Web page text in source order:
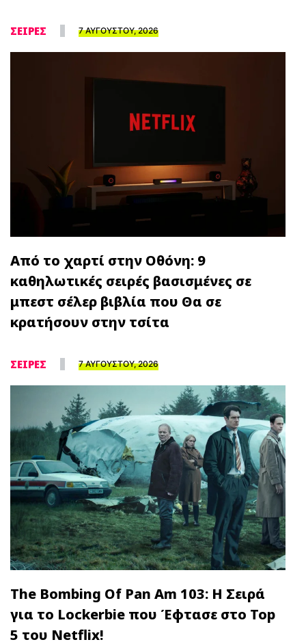
ΣΕΙΡΕΣ 7 ΑΥΓΟΥΣΤΟΥ, 2026
Από το χαρτί στην Οθόνη: 9
καθηλωτικές σειρές βασισμένες σε
μπεστ σέλερ βιβλία που Θα σε
κρατήσουν στην τσίτα
ΣΕΙΡΕΣ 7 ΑΥΓΟΥΣΤΟΥ, 2026
The Bombing Of Pan Am 103: Η Σειρά
για το Lockerbie που Έφτασε στο Top
5 του Netflix!